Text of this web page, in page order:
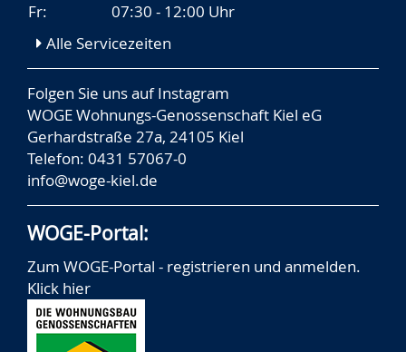
Fr:
07:30 - 12:00 Uhr
Alle Servicezeiten
Folgen Sie uns aufInstagram
WOGE Wohnungs-Genossenschaft Kiel eG
Gerhardstraße 27a, 24105 Kiel
Telefon: 0431 57067-0
info@woge-kiel.de
WOGE-Portal:
Zum WOGE-Portal - registrieren und anmelden.
Klick hier